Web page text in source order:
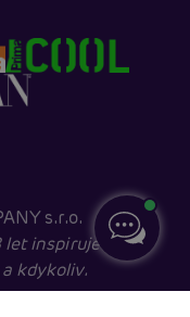
s.r.o.
let inspiruje k
kdykoliv.